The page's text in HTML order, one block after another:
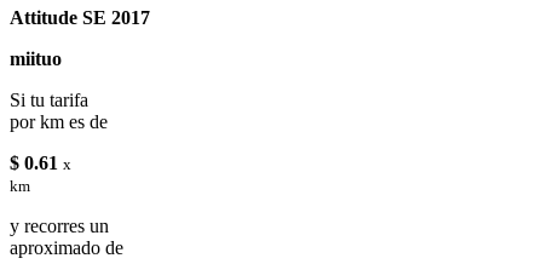
Attitude SE 2017
miituo
Si tu tarifa
por km es de
$ 0.61 x
km
y recorres un
aproximado de